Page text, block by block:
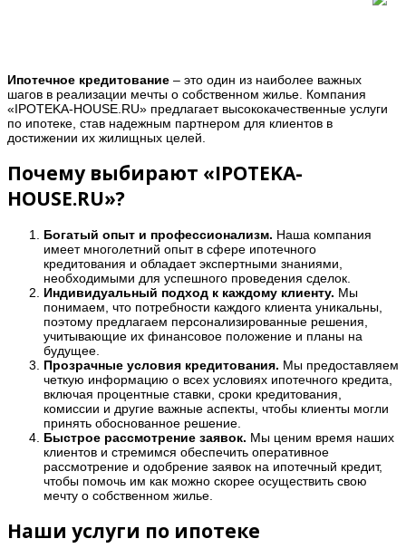
Ипотечное кредитование – это один из наиболее важных
шагов в реализации мечты о собственном жилье. Компания
«IPOTEKA-HOUSE.RU» предлагает высококачественные услуги
по ипотеке, став надежным партнером для клиентов в
достижении их жилищных целей.
Почему выбирают «IPOTEKA-
HOUSE.RU»?
Богатый опыт и профессионализм. Наша компания
имеет многолетний опыт в сфере ипотечного
кредитования и обладает экспертными знаниями,
необходимыми для успешного проведения сделок.
Индивидуальный подход к каждому клиенту. Мы
понимаем, что потребности каждого клиента уникальны,
поэтому предлагаем персонализированные решения,
учитывающие их финансовое положение и планы на
будущее.
Прозрачные условия кредитования. Мы предоставляем
четкую информацию о всех условиях ипотечного кредита,
включая процентные ставки, сроки кредитования,
комиссии и другие важные аспекты, чтобы клиенты могли
принять обоснованное решение.
Быстрое рассмотрение заявок. Мы ценим время наших
клиентов и стремимся обеспечить оперативное
рассмотрение и одобрение заявок на ипотечный кредит,
чтобы помочь им как можно скорее осуществить свою
мечту о собственном жилье.
Наши услуги по ипотеке